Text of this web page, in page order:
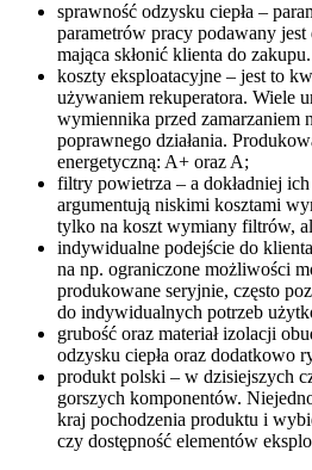
sprawność odzysku ciepła –
parametrów pracy podawany
mająca skłonić klienta do
koszty eksploatacyjne – jest to
używaniem rekuperatora. Wiele
wymiennika przed zamarzaniem
poprawnego działania.
energetyczną: A+ oraz A;
filtry powietrza – a dokładniej
argumentują niskimi kosztami
tylko na koszt wymiany filtrów,
indywidualne podejście do
na np. ograniczone możliwości
produkowane seryjnie, często
do indywidualnych potrzeb
grubość oraz materiał izolacji
odzysku ciepła oraz dodatkowo
produkt polski – w dzisiejszych
gorszych komponentów.
kraj pochodzenia produktu i
czy dostępność elementów